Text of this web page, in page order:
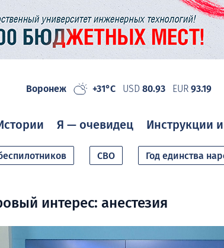
Воронеж +31°C USD 80.93 EUR 93.19
Я — очевидец Инструкции
СВО Год единства
интерес: анестезия